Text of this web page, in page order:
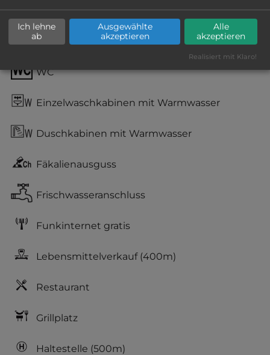
kiesig, harter Grund
Stromanschluss
WC
Einzelwaschkabinen mit Warmwasser
Duschkabinen mit Warmwasser
Fäkalienausguss
Frischwasseranschluss
Funkinternet gratis
Lebensmittelverkauf(400m)
Restaurant
Grillplatz
Haltestelle (500m)
Ich lehne
ab
Ausgewählte
akzeptieren
Alle
akzeptieren
Realisiert mit Klaro!